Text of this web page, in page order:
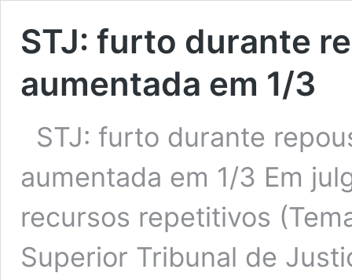
STJ: furto durante
aumentada em 1/3
STJ: furto durante
aumentada em 1/3 ​Em
recursos repetitivos
Superior Tribunal de